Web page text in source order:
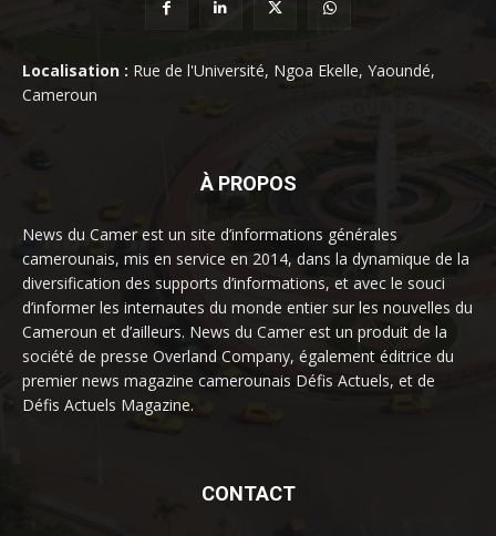
Localisation : Rue de l'Université, Ngoa Ekelle, Yaoundé,
Cameroun
À PROPOS
News du Camer est un site d’informations générales
camerounais, mis en service en 2014, dans la dynamique de la
diversification des supports d’informations, et avec le souci
d’informer les internautes du monde entier sur les nouvelles du
Cameroun et d’ailleurs. News du Camer est un produit de la
société de presse Overland Company, également éditrice du
premier news magazine camerounais Défis Actuels, et de
Défis Actuels Magazine.
CONTACT